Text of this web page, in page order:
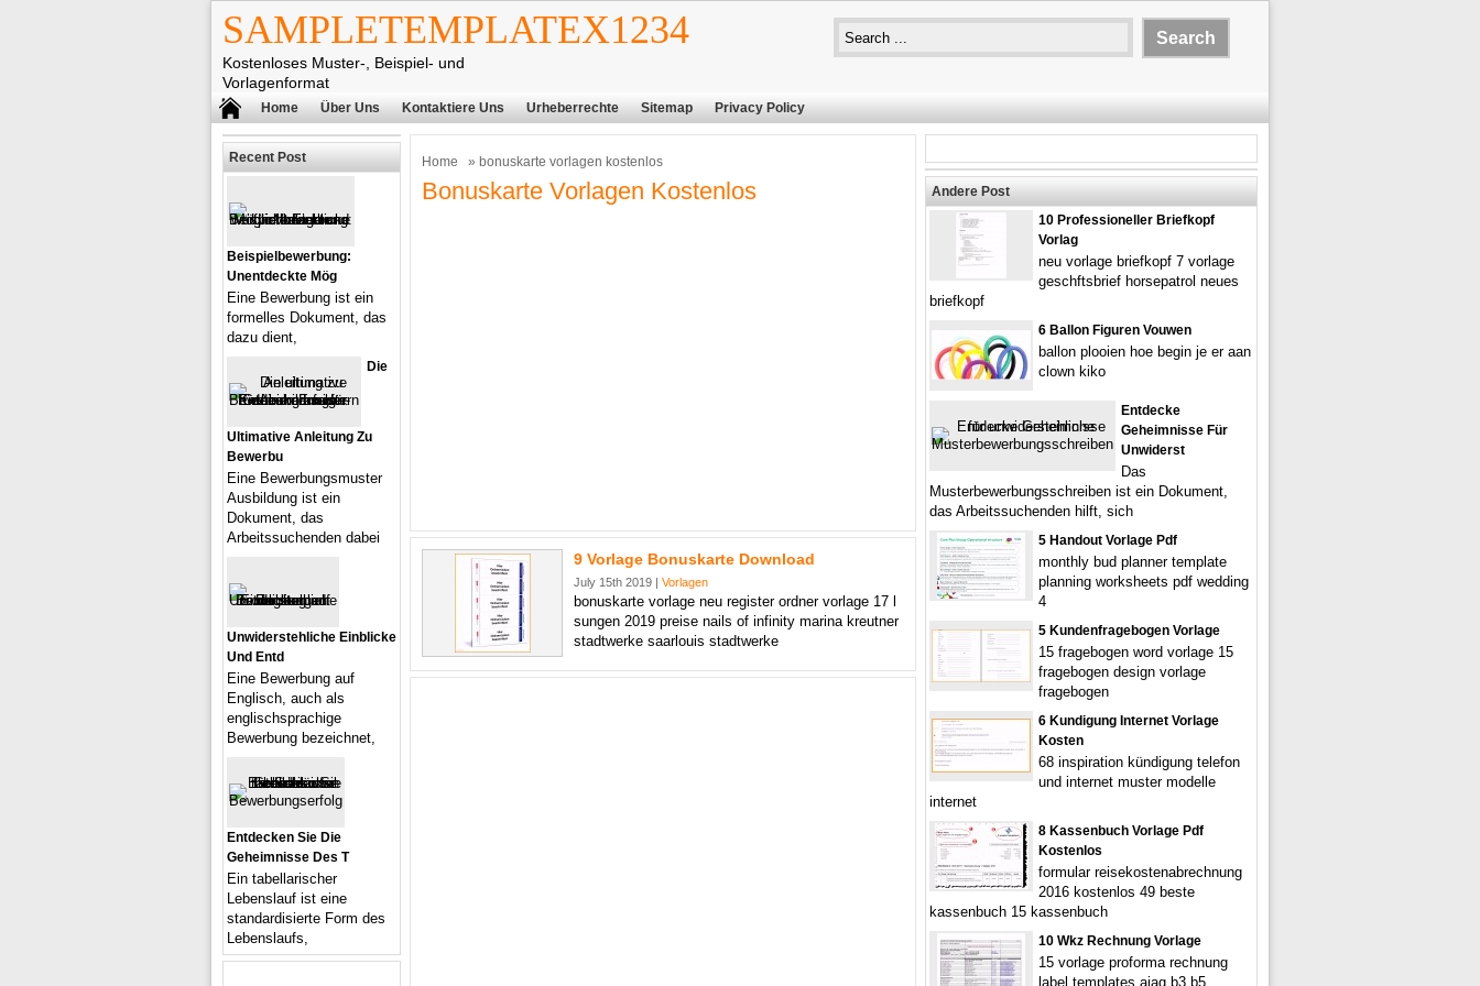
SAMPLETEMPLATEX1234
Kostenloses Muster-, Beispiel- und
Vorlagenformat
Home Über Uns Kontaktiere Uns Urheberrechte Sitemap Privacy Policy
Home » bonuskarte vorlagen kostenlos
Bonuskarte Vorlagen Kostenlos
9 Vorlage Bonuskarte Download
July 15th 2019 | Vorlagen
bonuskarte vorlage neu register ordner vorlage 17 l
sungen 2019 preise nails of infinity marina kreutner
stadtwerke saarlouis stadtwerke
Recent Post
Beispielbewerbung:
Unentdeckte Mög
Eine Bewerbung ist ein
formelles Dokument, das
dazu dient,
Die
Ultimative Anleitung Zu
Bewerbu
Eine Bewerbungsmuster
Ausbildung ist ein
Dokument, das
Arbeitssuchenden dabei
Unwiderstehliche Einblicke
Und Entd
Eine Bewerbung auf
Englisch, auch als
englischsprachige
Bewerbung bezeichnet,
Entdecken Sie Die
Geheimnisse Des T
Ein tabellarischer
Lebenslauf ist eine
standardisierte Form des
Lebenslaufs,
Andere Post
10 Professioneller Briefkopf
Vorlag
neu vorlage briefkopf 7 vorlage
geschftsbrief horsepatrol neues
briefkopf
6 Ballon Figuren Vouwen
ballon plooien hoe begin je er aan
clown kiko
Entdecke
Geheimnisse Für
Unwiderst
Das
Musterbewerbungsschreiben ist ein Dokument,
das Arbeitssuchenden hilft, sich
5 Handout Vorlage Pdf
monthly bud planner template
planning worksheets pdf wedding
4
5 Kundenfragebogen Vorlage
15 fragebogen word vorlage 15
fragebogen design vorlage
fragebogen
6 Kundigung Internet Vorlage
Kosten
68 inspiration kündigung telefon
und internet muster modelle
internet
8 Kassenbuch Vorlage Pdf
Kostenlos
formular reisekostenabrechnung
2016 kostenlos 49 beste
kassenbuch 15 kassenbuch
10 Wkz Rechnung Vorlage
15 vorlage proforma rechnung
label templates aiag b3 b5